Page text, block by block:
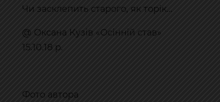
Чи засклепить старого, як торік...
@ Оксана Кузів «Осінній став»
15.10.18 р.
Фото автора